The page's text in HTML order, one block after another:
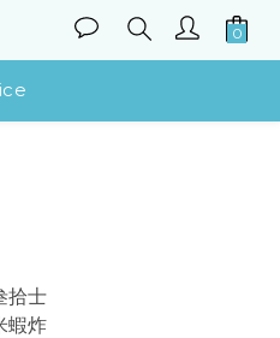
拾士
蝦炸